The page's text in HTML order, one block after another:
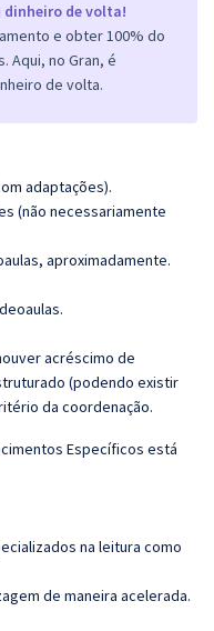
de volta!
e obter 100% do
Aqui, no Gran, é
de volta.
adaptações).
(não necessariamente
aproximadamente.
acréscimo de
(podendo existir
da coordenação.
Específicos está
na leitura como
de maneira acelerada.